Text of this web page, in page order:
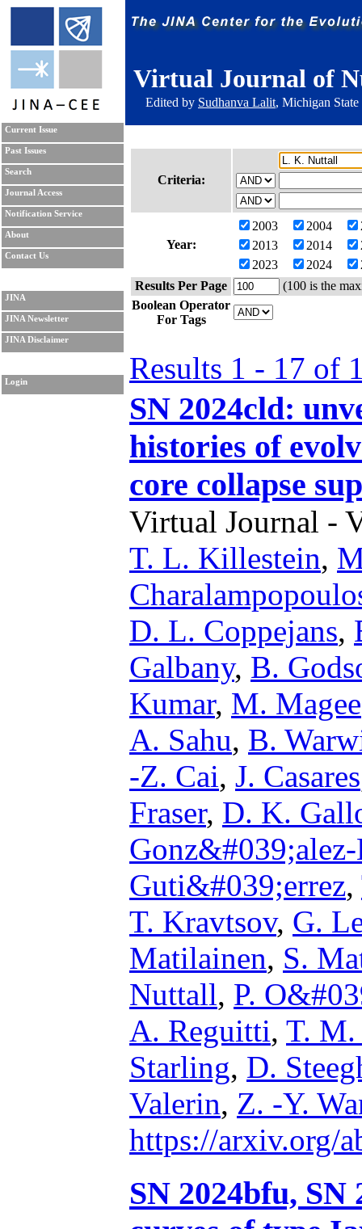
Virtual Journal of
Edited by Sudhanva Lalit, Michigan
Current Issue
Past Issues
Search
Journal Access
Notification Service
About
Contact Us
JINA
JINA Newsletter
JINA Disclaimer
Login
Criteria:
Year:
2003 2004
2013
2014
2023
2024
Results Per Page
(100 is the
Boolean Operator
For Tags
Results 1 - 17 of
SN 2024cld:
histories of
core collapse
Virtual Journal -
T. L. Killestein,
D. L. Coppejans,
Galbany, B.
Kumar, M. Magee
A. Sahu, B.
-Z. Cai, J. Casares
Fraser, D. K.
Guti&#039;errez,
T. Kravtsov, G.
Matilainen, S.
Nuttall, P.
A. Reguitti, T. M.
Starling, D.
Valerin, Z. -Y.
https://arxiv.org/
SN 2024bfu,